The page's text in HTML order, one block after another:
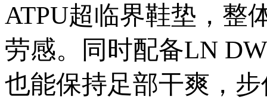
ATPU超临界鞋垫，整
劳感。同时配备LN
也能保持足部干爽，